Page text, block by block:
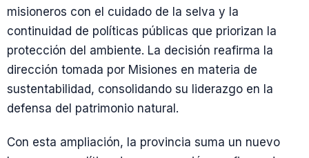
misioneros con el cuidado de la selva y la
continuidad de políticas públicas que priorizan la
protección del ambiente. La decisión reafirma la
dirección tomada por Misiones en materia de
sustentabilidad, consolidando su liderazgo en la
defensa del patrimonio natural.
Con esta ampliación, la provincia suma un nuevo